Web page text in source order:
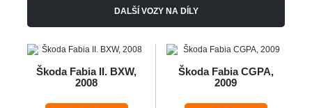
DALŠÍ VOZY NA DÍLY
Škoda Fabia II. BXW,
2008
Škoda Fabia CGPA,
2009